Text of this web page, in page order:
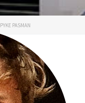
PYKE PASMAN